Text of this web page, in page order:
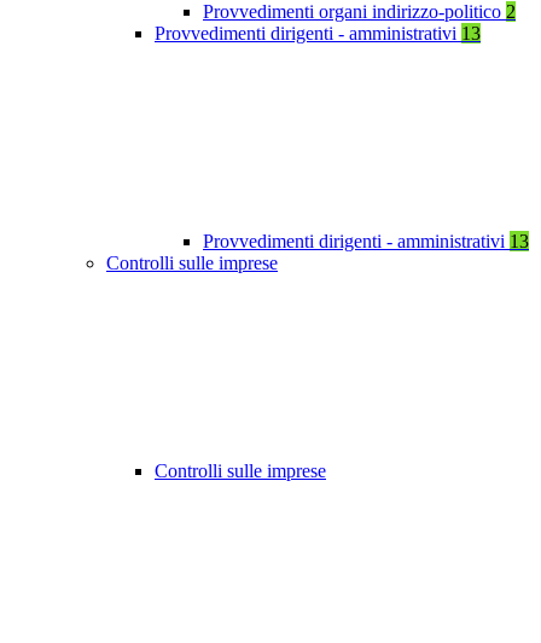
Provvedimenti organi indirizzo-politico 2
Provvedimenti dirigenti - amministrativi 13
Provvedimenti dirigenti - amministrativi 13
Controlli sulle imprese
Controlli sulle imprese